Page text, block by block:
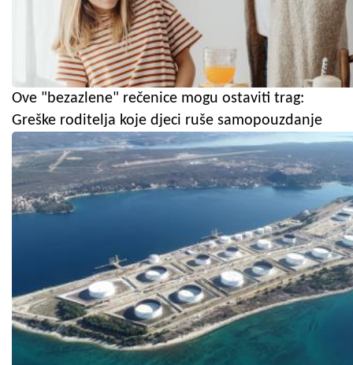
Ove "bezazlene" rečenice mogu ostaviti trag:
Greške roditelja koje djeci ruše samopouzdanje